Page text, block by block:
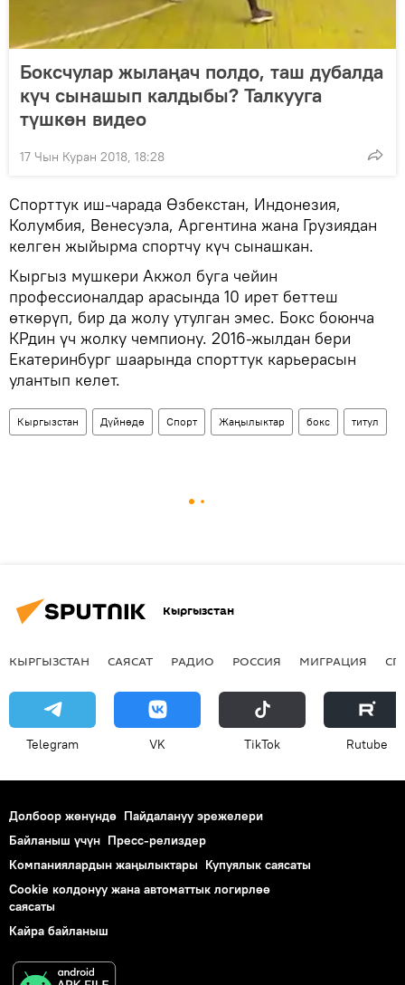
Боксчулар жылаңач полдо, таш дубалда
күч сынашып калдыбы? Талкууга
түшкөн видео
17 Чын Куран 2018, 18:28
Спорттук иш-чарада Өзбекстан, Индонезия,
Колумбия, Венесуэла, Аргентина жана Грузиядан
келген жыйырма спортчу күч сынашкан.
Кыргыз мушкери Акжол буга чейин
профессионалдар арасында 10 ирет беттеш
өткөрүп, бир да жолу утулган эмес. Бокс боюнча
КРдин үч жолку чемпиону. 2016-жылдан бери
Екатеринбург шаарында спорттук карьерасын
улантып келет.
Кыргызстан Дүйнөдө Спорт Жаңылыктар бокс титул
Кыргызстан
КЫРГЫЗСТАН САЯСАТ РАДИО РОССИЯ МИГРАЦИЯ
Telegram VK ТikТоk Rutube
Долбоор жөнүндө Пайдалануу эрежелери
Байланыш үчүн Пресс-релиздер
Компаниялардын жаңылыктары Купуялык саясаты
Cookie колдонуу жана автоматтык логирлөө
саясаты
Кайра байланыш